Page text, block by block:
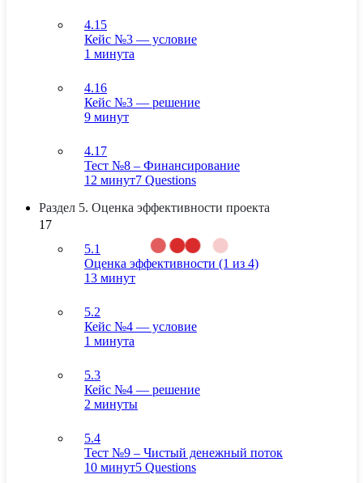
4.15
Кейс №3 — условие
1 минута
4.16
Кейс №3 — решение
9 минут
4.17
Тест №8 – Финансирование
12 минут7 Questions
Раздел 5. Оценка эффективности проекта
17
5.1
Оценка эффективности (1 из 4)
13 минут
5.2
Кейс №4 — условие
1 минута
5.3
Кейс №4 — решение
2 минуты
5.4
Тест №9 – Чистый денежный поток
10 минут5 Questions